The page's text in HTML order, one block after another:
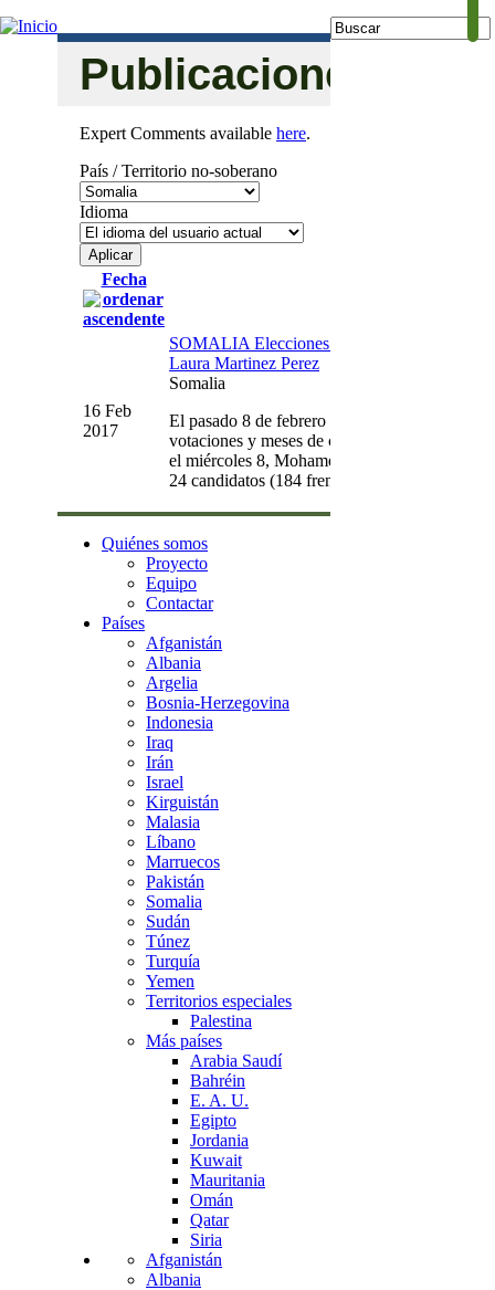
Buscar
Publicaciones
Expert Comments available here.
País / Territorio no-soberano
Idioma
Fecha
16 Feb
2017
SOMALIA Elecciones presidenciales 8 de
Laura Martinez Perez
Somalia
El pasado 8 de febrero de 2017 culminó en
votaciones y meses de cancelaciones
el miércoles 8, Mohamed Abdullahi
24 candidatos (184 frente a los 97 obtenidos
Quiénes somos
Proyecto
Equipo
Contactar
Países
Afganistán
Albania
Argelia
Bosnia-Herzegovina
Indonesia
Iraq
Irán
Israel
Kirguistán
Malasia
Líbano
Marruecos
Pakistán
Somalia
Sudán
Túnez
Turquía
Yemen
Territorios especiales
Palestina
Más países
Arabia Saudí
Bahréin
E. A. U.
Egipto
Jordania
Kuwait
Mauritania
Omán
Qatar
Siria
Afganistán
Albania